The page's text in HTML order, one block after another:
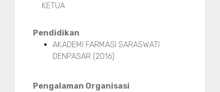
KETUA
Pendidikan
AKADEMI FARMASI SARASWATI
DENPASAR (2016)
Pengalaman Organisasi